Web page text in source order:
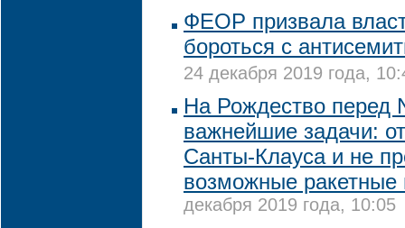
ФЕОР призвала
бороться с
24 декабря 2019 года,
На Рождество перед
важнейшие задачи:
Санты-Клауса и не
возможные
декабря 2019 года, 10:05